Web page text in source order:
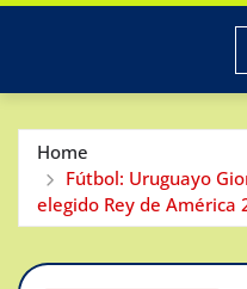
Home
Fútbol: Uruguayo
elegido Rey de América